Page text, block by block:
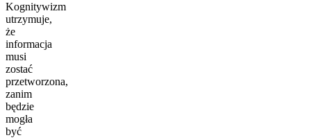
Kognitywizm
utrzymuje,
że
informacja
musi
zostać
przetworzona,
zanim
będzie
mogła
być